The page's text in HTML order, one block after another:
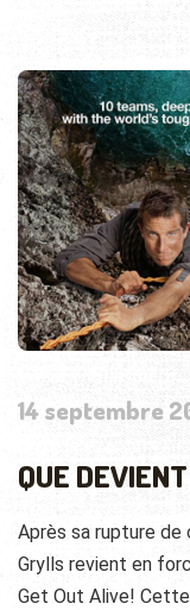
14 septembre
QUE
Après sa rupture de
Grylls revient en
Get Out Alive! Cette